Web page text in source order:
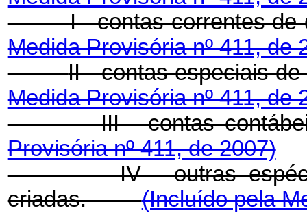
I - contas-correntes
Medida Provisória nº 411, de
II - contas
Medida Provisória nº 411, de
III - contas
Provisória nº 411, de 2007)
IV - outras
criadas.(Incluído pela